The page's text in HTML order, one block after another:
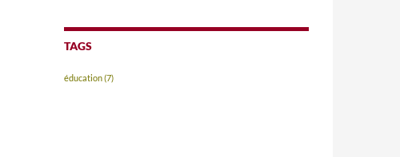
TAGS
éducation(7)